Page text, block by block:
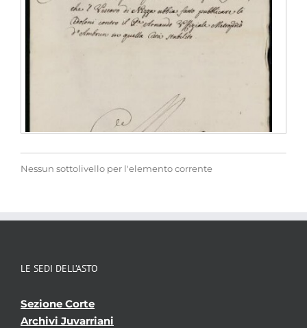
Descrizione
Numero
Testo
Nessun sottolivello per l'elemento corrente
LE SEDI DELL’ASTO
Sezione Corte
Archivi Juvarriani